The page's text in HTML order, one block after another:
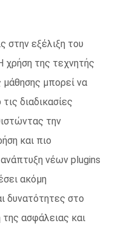
στην εξέλιξη του
χρήση της τεχνητής
μάθησης μπορεί να
διαδικασίες
την
και πιο
νέων plugins
ακόμη
δυνατότητες στο
ασφάλειας και